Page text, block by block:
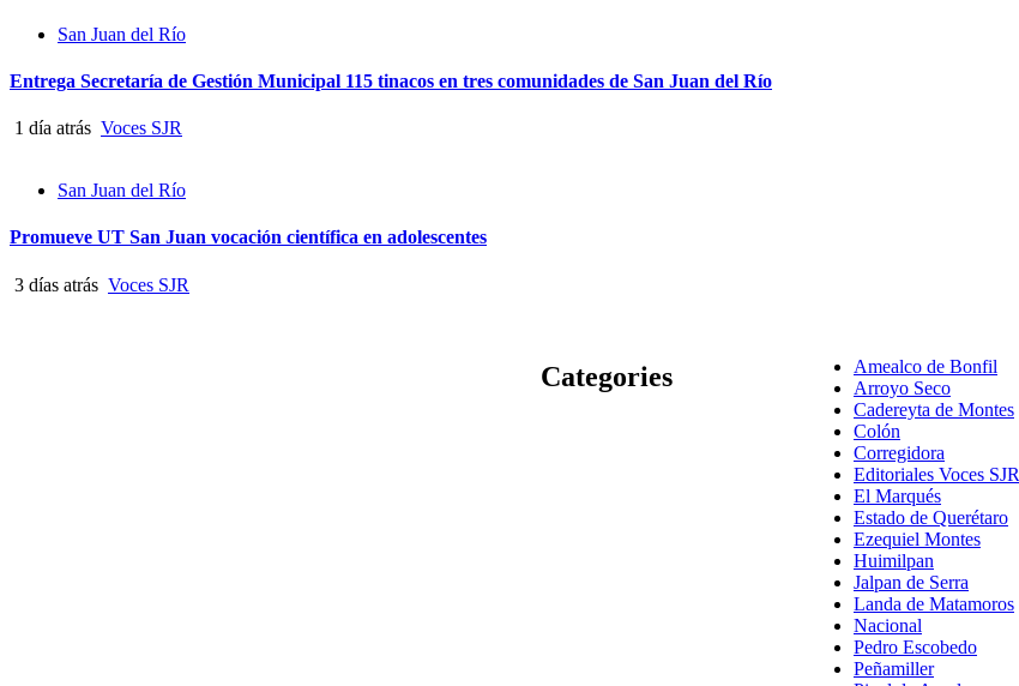
San Juan del Río
Entrega Secretaría de Gestión Municipal 115 tinacos en tres comunidades de San Juan del Río
1 día atrás Voces SJR
San Juan del Río
Promueve UT San Juan vocación científica en adolescentes
3 días atrás Voces SJR
Categories
Amealco de Bonfil
Arroyo Seco
Cadereyta de Montes
Colón
Corregidora
Editoriales Voces SJR
El Marqués
Estado de Querétaro
Ezequiel Montes
Huimilpan
Jalpan de Serra
Landa de Matamoros
Nacional
Pedro Escobedo
Peñamiller